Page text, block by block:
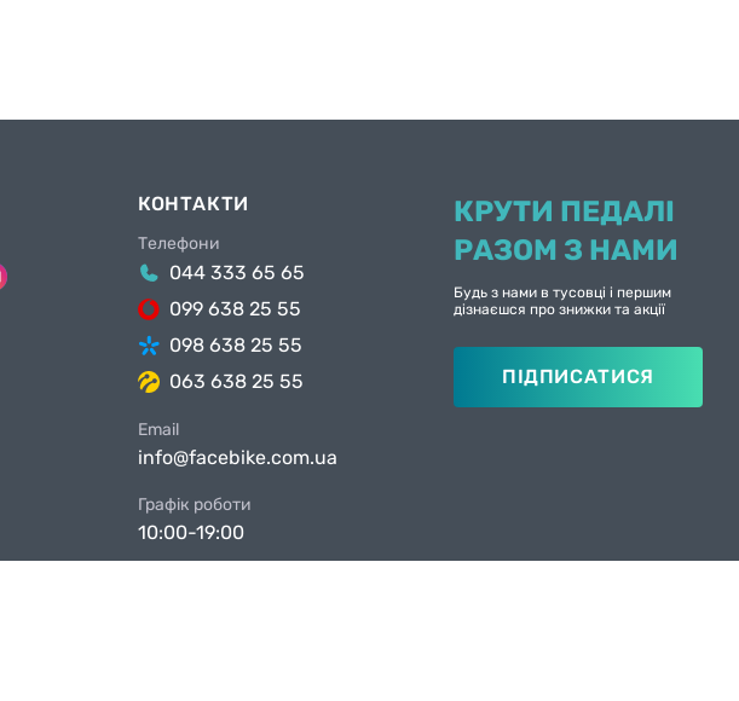
КОНТАКТИ
Телефони
044 333 65 65
099 638 25 55
098 638 25 55
063 638 25 55
Email
info@facebike.com.ua
Графік роботи
10:00-19:00
КРУТИ ПЕДАЛІ
РАЗОМ З НАМИ
Будь з нами в тусовці і першим
дізнаєшся про знижки та акції
ПІДПИСАТИСЯ